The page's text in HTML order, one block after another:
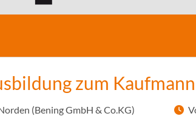
zum
(Bening GmbH & Co.KG)